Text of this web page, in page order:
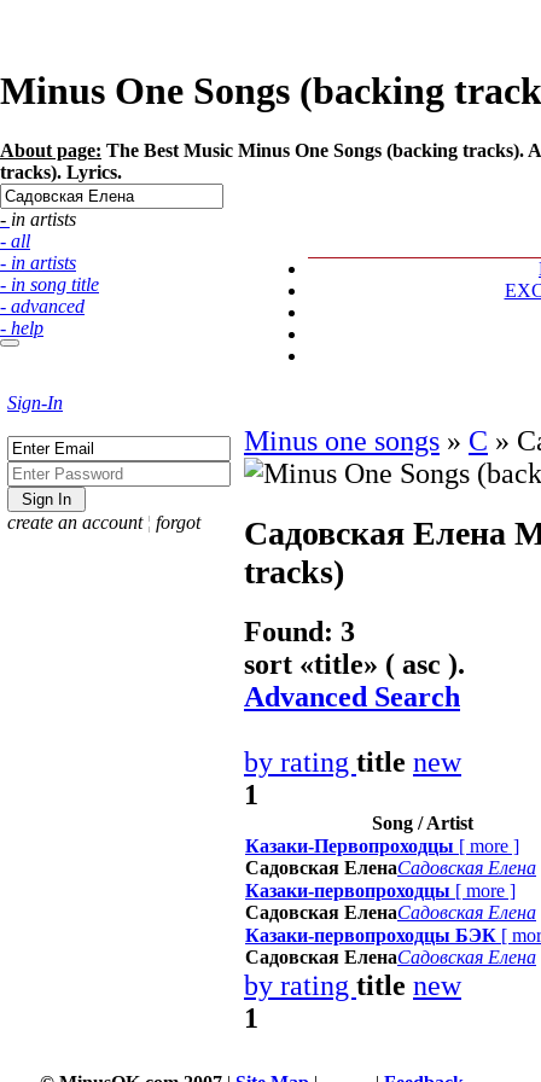
Minus One Songs (backing
About page: The Best Music Minus One Songs (backing tracks).
tracks). Lyrics.
- in artists
- all
- in artists
- in song title
- advanced
- help
Sign-In
create an account ¦ forgot
Minus one songs » С »
Садовская Елена
tracks)
Found: 3
sort «title» ( asc ).
Advanced Search
by rating title new
1
Song / Artist
Казаки-Первопроходцы [ more ]
Садовская ЕленаСадовская Елена
Казаки-первопроходцы [ more ]
Садовская ЕленаСадовская Елена
Казаки-первопроходцы БЭК [
Садовская ЕленаСадовская Елена
by rating title new
1